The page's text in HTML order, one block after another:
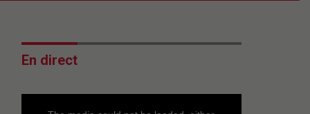
En direct